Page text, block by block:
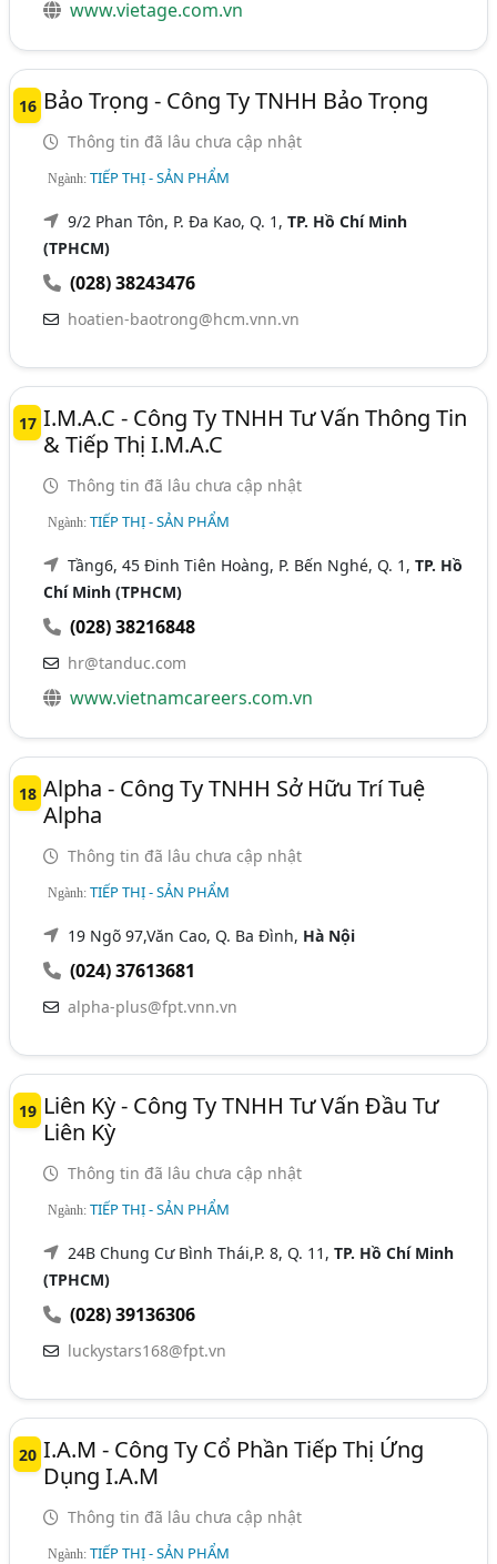
www.vietage.com.vn
16 Bảo Trọng - Công Ty TNHH Bảo Trọng
Thông tin đã lâu chưa cập nhật
Ngành:TIẾP THỊ - SẢN PHẨM
9/2 Phan Tôn, P. Đa Kao, Q. 1,TP. Hồ Chí Minh
(TPHCM)
(028) 38243476
hoatien-baotrong@hcm.vnn.vn
17 I.M.A.C - Công Ty TNHH Tư Vấn Thông Tin
& Tiếp Thị I.M.A.C
Thông tin đã lâu chưa cập nhật
Ngành:TIẾP THỊ - SẢN PHẨM
Tầng6, 45 Đinh Tiên Hoàng, P. Bến Nghé, Q. 1,TP. Hồ
Chí Minh (TPHCM)
(028) 38216848
hr@tanduc.com
www.vietnamcareers.com.vn
18 Alpha - Công Ty TNHH Sở Hữu Trí Tuệ
Alpha
Thông tin đã lâu chưa cập nhật
Ngành:TIẾP THỊ - SẢN PHẨM
19 Ngõ 97,Văn Cao, Q. Ba Đình, Hà Nội
(024) 37613681
alpha-plus@fpt.vnn.vn
19 Liên Kỳ - Công Ty TNHH Tư Vấn Đầu Tư
Liên Kỳ
Thông tin đã lâu chưa cập nhật
Ngành:TIẾP THỊ - SẢN PHẨM
24B Chung Cư Bình Thái,P. 8, Q. 11,TP. Hồ Chí Minh
(TPHCM)
(028) 39136306
luckystars168@fpt.vn
20 I.A.M - Công Ty Cổ Phần Tiếp Thị Ứng
Dụng I.A.M
Thông tin đã lâu chưa cập nhật
Ngành:TIẾP THỊ - SẢN PHẨM